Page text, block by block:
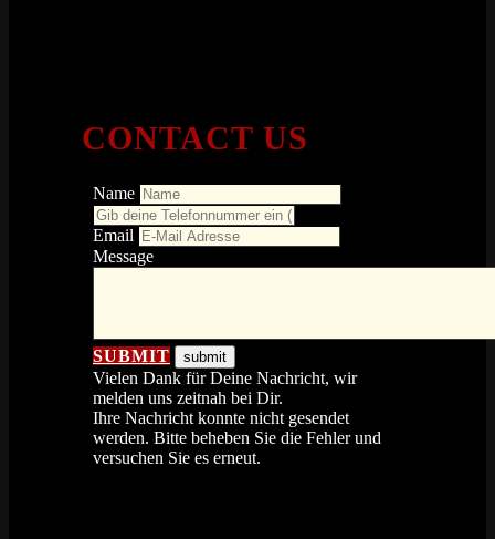
CONTACT US
Name
Email
Message
SUBMIT
Vielen Dank für Deine Nachricht, wir
melden uns zeitnah bei Dir.
Ihre Nachricht konnte nicht gesendet
werden. Bitte beheben Sie die Fehler und
versuchen Sie es erneut.